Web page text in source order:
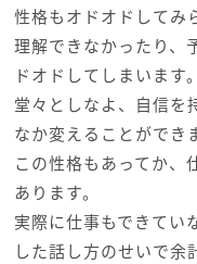
性格もオドオドしてみ
理解できなかったり、
ドオドしてしまいます。
堂々としなよ、自信を
なか変えることができ
この性格もあってか、
あります。
実際に仕事もできてい
した話し方のせいで余